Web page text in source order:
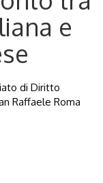
e
di Diritto
Raffaele Roma